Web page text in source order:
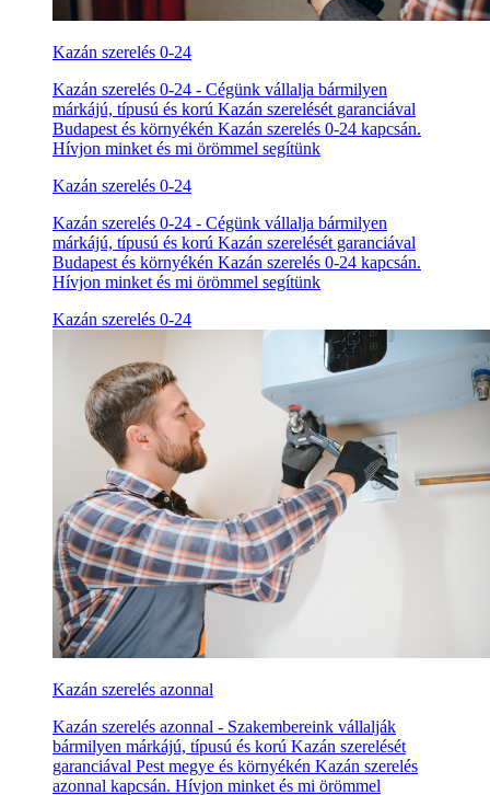
Kazán szerelés 0-24
Kazán szerelés 0-24 - Cégünk vállalja bármilyen
márkájú, típusú és korú Kazán szerelését garanciával
Budapest és környékén Kazán szerelés 0-24 kapcsán.
Hívjon minket és mi örömmel segítünk
Kazán szerelés 0-24
Kazán szerelés 0-24 - Cégünk vállalja bármilyen
márkájú, típusú és korú Kazán szerelését garanciával
Budapest és környékén Kazán szerelés 0-24 kapcsán.
Hívjon minket és mi örömmel segítünk
Kazán szerelés 0-24
Kazán szerelés azonnal
Kazán szerelés azonnal - Szakembereink vállalják
bármilyen márkájú, típusú és korú Kazán szerelését
garanciával Pest megye és környékén Kazán szerelés
azonnal kapcsán. Hívjon minket és mi örömmel